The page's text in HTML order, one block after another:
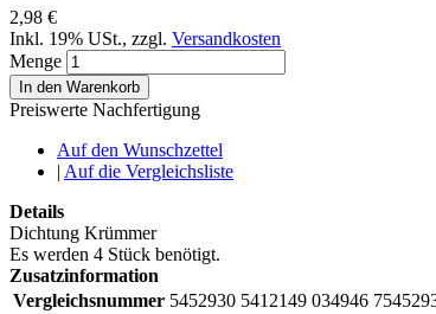
2,98 €
Inkl. 19% USt., zzgl. Versandkosten
Menge
In den Warenkorb
Preiswerte Nachfertigung
Auf den Wunschzettel
| Auf die Vergleichsliste
Details
Dichtung Krümmer
Es werden 4 Stück benötigt.
Zusatzinformation
Vergleichsnummer 5452930 5412149 034946